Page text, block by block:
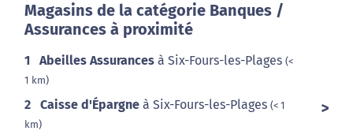
Magasins de la catégorie Banques /
Assurances à proximité
1 Abeilles Assurances à Six-Fours-les-Plages (<
1 km)
2 Caisse d'Épargne à Six-Fours-les-Plages (< 1
km)